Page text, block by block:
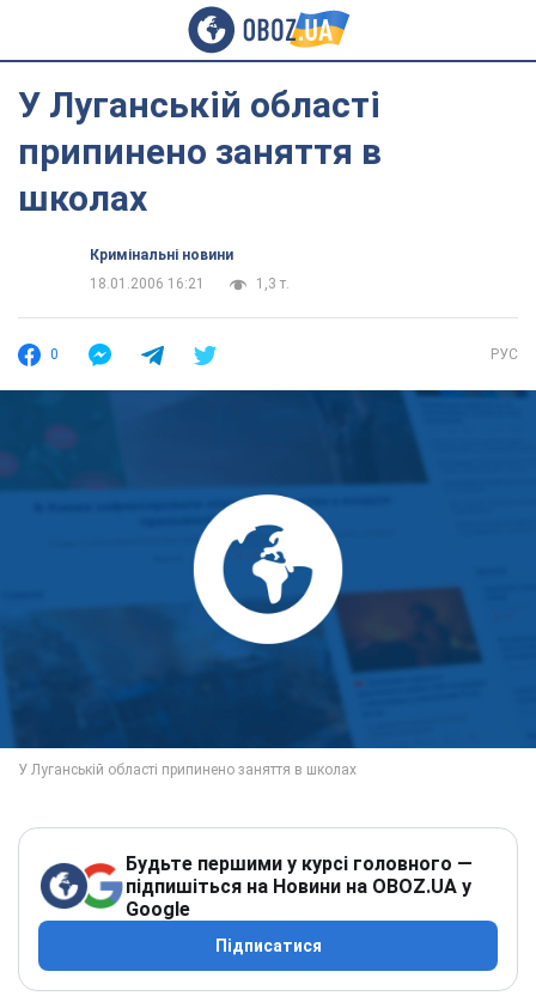
У Луганській області
припинено заняття в
школах
Кримінальні новини
18.01.2006 16:21
1,3 т.
0 РУС
Будьте першими у курсі головного —
підпишіться на Новини на OBOZ.UA у
Google
Підписатися